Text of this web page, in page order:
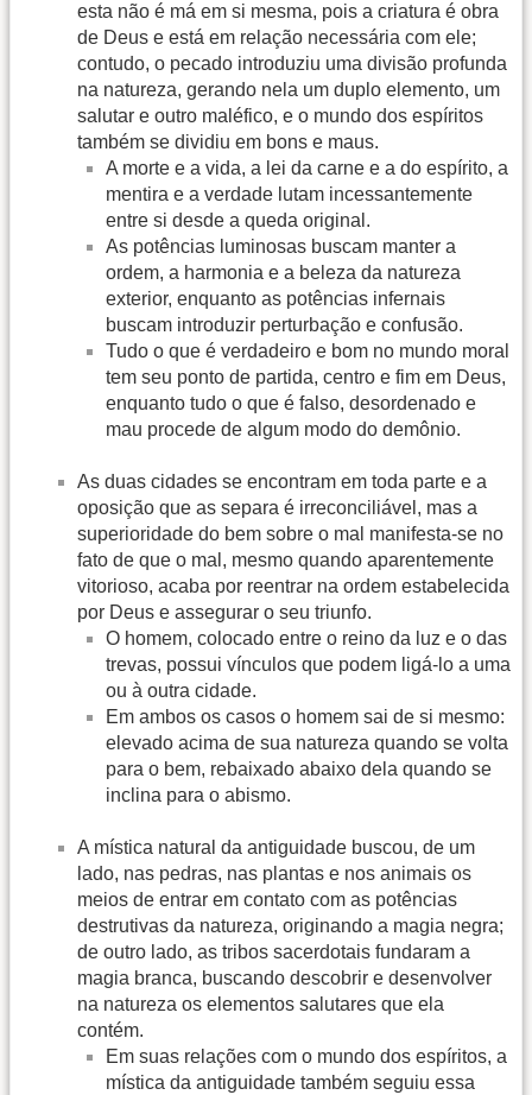
esta não é má em si mesma, pois a criatura é obra
de Deus e está em relação necessária com ele;
contudo, o pecado introduziu uma divisão profunda
na natureza, gerando nela um duplo elemento, um
salutar e outro maléfico, e o mundo dos espíritos
também se dividiu em bons e maus.
A morte e a vida, a lei da carne e a do espírito, a
mentira e a verdade lutam incessantemente
entre si desde a queda original.
As potências luminosas buscam manter a
ordem, a harmonia e a beleza da natureza
exterior, enquanto as potências infernais
buscam introduzir perturbação e confusão.
Tudo o que é verdadeiro e bom no mundo moral
tem seu ponto de partida, centro e fim em Deus,
enquanto tudo o que é falso, desordenado e
mau procede de algum modo do demônio.
As duas cidades se encontram em toda parte e a
oposição que as separa é irreconciliável, mas a
superioridade do bem sobre o mal manifesta-se no
fato de que o mal, mesmo quando aparentemente
vitorioso, acaba por reentrar na ordem estabelecida
por Deus e assegurar o seu triunfo.
O homem, colocado entre o reino da luz e o das
trevas, possui vínculos que podem ligá-lo a uma
ou à outra cidade.
Em ambos os casos o homem sai de si mesmo:
elevado acima de sua natureza quando se volta
para o bem, rebaixado abaixo dela quando se
inclina para o abismo.
A mística natural da antiguidade buscou, de um
lado, nas pedras, nas plantas e nos animais os
meios de entrar em contato com as potências
destrutivas da natureza, originando a magia negra;
de outro lado, as tribos sacerdotais fundaram a
magia branca, buscando descobrir e desenvolver
na natureza os elementos salutares que ela
contém.
Em suas relações com o mundo dos espíritos, a
mística da antiguidade também seguiu essa